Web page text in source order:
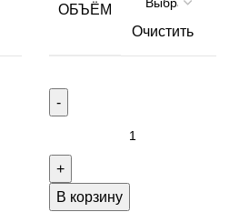
ОБЪЁМ
Очистить
В корзину